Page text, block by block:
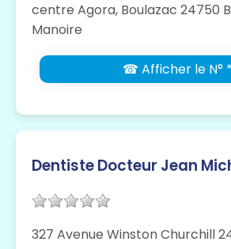
centre Agora, Boulazac 24750
Manoire
☎ Afficher le N° *
Dentiste Docteur Jean
327 Avenue Winston Churchill